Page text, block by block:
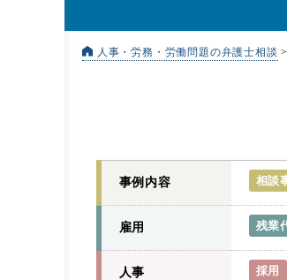
人事・労務・労働問題の弁護士相談
事例内容 相談
雇用 残業
人事 採用